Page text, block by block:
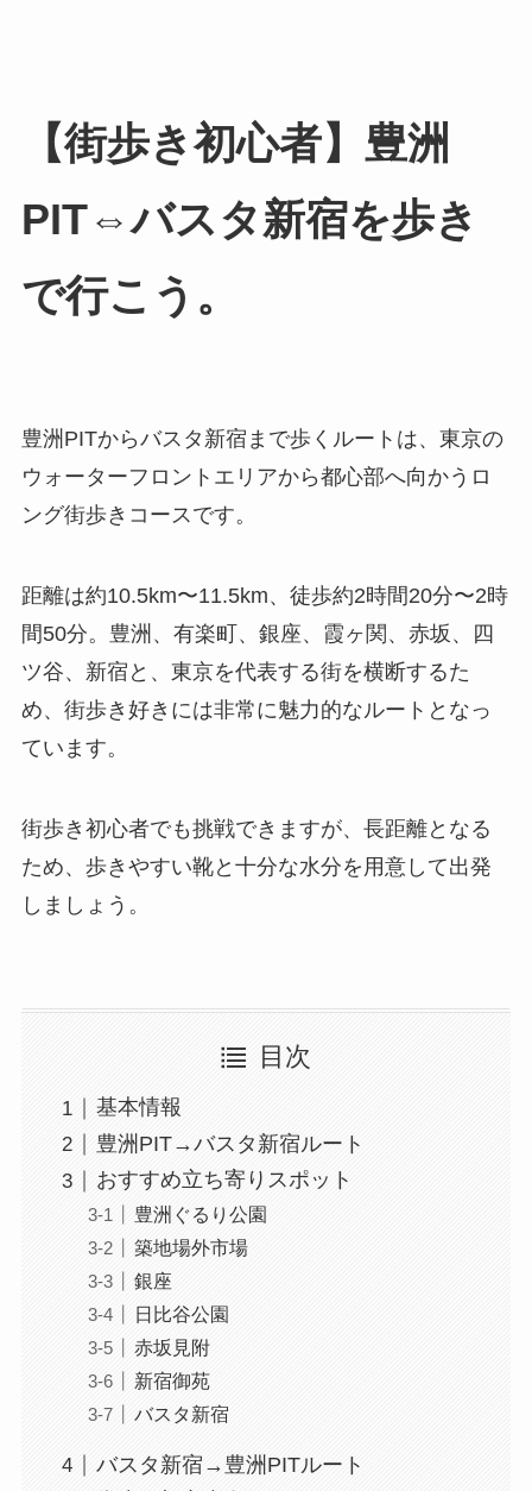
【街歩き初心者】豊洲
PIT⇔バスタ新宿を歩き
で行こう。
豊洲PITからバスタ新宿まで歩くルートは、東京の
ウォーターフロントエリアから都心部へ向かうロ
ング街歩きコースです。
距離は約10.5km〜11.5km、徒歩約2時間20分〜2時
間50分。豊洲、有楽町、銀座、霞ヶ関、赤坂、四
ツ谷、新宿と、東京を代表する街を横断するた
め、街歩き好きには非常に魅力的なルートとなっ
ています。
街歩き初心者でも挑戦できますが、長距離となる
ため、歩きやすい靴と十分な水分を用意して出発
しましょう。
目次
基本情報
豊洲PIT→バスタ新宿ルート
おすすめ立ち寄りスポット
豊洲ぐるり公園
築地場外市場
銀座
日比谷公園
赤坂見附
新宿御苑
バスタ新宿
バスタ新宿→豊洲PITルート